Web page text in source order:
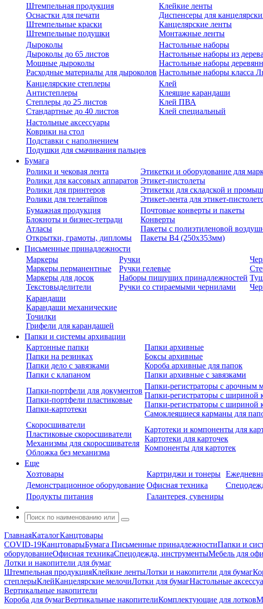
Штемпельная продукция
Оснастки для печати
Штемпельные краски
Штемпельные подушки
Клейкие ленты
Диспенсеры для
Канцелярские ленты
Монтажные ленты
Дыроколы
Дыроколы до 65 листов
Мощные дыроколы
Расходные материалы для дыроколов
Настольные наборы
Настольные наборы из
Настольные наборы
Настольные наборы класса
Канцелярские степлеры
Антистеплеры
Степлеры до 25 листов
Стандартные до 40 листов
Клей
Клеящие карандаши
Клей ПВА
Клей специальный
Настольные аксессуары
Коврики на стол
Подставки с наполнением
Подушки для смачивания пальцев
Бумага
Ролики и чековая лента
Ролики для кассовых аппаратов
Ролики для принтеров
Ролики для телетайпов
Этикетки и оборудование для
Этикет-пистолеты
Этикетки для складской и
Этикет-лента для этикет-
Бумажная продукция
Блокноты и бизнес-тетради
Атласы
Открытки, грамоты, дипломы
Почтовые конверты и пакеты
Конверты
Пакеты с полиэтиленовой
Пакеты В4 (250х353мм)
Письменные принадлежности
Маркеры
Маркеры перманентные
Маркеры для досок
Текстовыделители
Ручки
Ручки гелевые
Наборы пишущих принадлежностей
Ручки со стираемыми чернилами
Карандаши
Карандаши механические
Точилки
Грифели для карандашей
Папки и системы архивации
Картонные папки
Папки на резинках
Папки дело с завязками
Папки с клапаном
Папки архивные
Боксы архивные
Короба архивные для папок
Папки архивные с завязками
Папки-портфели для документов
Папки-портфели пластиковые
Папки-картотеки
Папки-регистраторы с арочным
Папки-регистраторы с шириной
Папки-регистраторы с шириной
Самоклеящиеся карманы для
Скоросшиватели
Пластиковые скоросшиватели
Механизмы для скоросшивателя
Обложка без механизма
Картотеки и компоненты для
Картотеки для карточек
Компоненты для картотек
Еще
Хозтовары
Картриджи и тонеры
Демонстрационное оборудование Офисная техника
Продукты питания
Галантерея, сувениры
ГлавнаяКаталогКанцтовары
COVID-19КанцтоварыБумага Письменные принадлежностиПапки и
оборудованиеОфисная техникаСпецодежда, инструментыМебель для
Лотки и накопители для бумаг
Штемпельная продукцияКлейкие лентыЛотки и накопители для бумаг
степлерыКлейКанцелярские мелочиЛотки для бумагНастольные
Вертикальные накопители
Короба для бумагВертикальные накопителиКомплектующие для лотков